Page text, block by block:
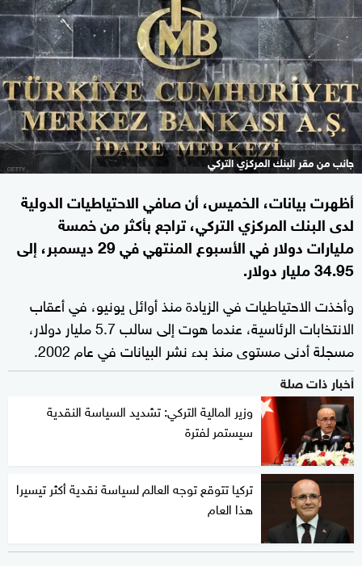
جانب من مقر البنك المركزي التركي
أظهرت بيانات، الخميس، أن صافي الاحتياطيات الدولية
لدى البنك المركزي التركي، تراجع بأكثر من خمسة
مليارات دولار في الأسبوع المنتهي في 29 ديسمبر، إلى
34.95 مليار دولار.
وأخذت الاحتياطيات في الزيادة منذ أوائل يونيو، في أعقاب
الانتخابات الرئاسية، عندما هوت إلى سالب 5.7 مليار دولار،
مسجلة أدنى مستوى منذ بدء نشر البيانات في عام 2002.
أخبار ذات صلة
وزير المالية التركي: تشديد السياسة النقدية
سيستمر لفترة
تركيا تتوقع توجه العالم لسياسة نقدية أكثر تيسيرا
هذا العام